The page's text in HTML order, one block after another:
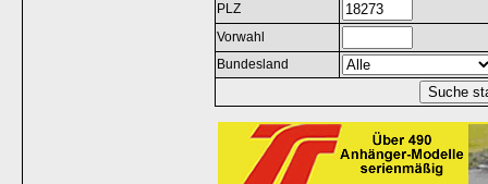
PLZ
Vorwahl
Bundesland